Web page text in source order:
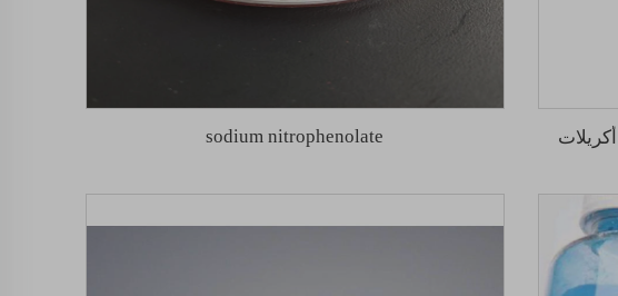
sodium nitrophenolate